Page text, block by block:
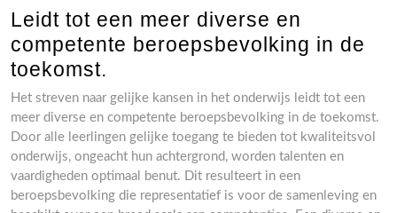
Leidt tot een meer diverse en
competente beroepsbevolking in de
toekomst.
Het streven naar gelijke kansen in het onderwijs leidt tot een
meer diverse en competente beroepsbevolking in de toekomst.
Door alle leerlingen gelijke toegang te bieden tot kwaliteitsvol
onderwijs, ongeacht hun achtergrond, worden talenten en
vaardigheden optimaal benut. Dit resulteert in een
beroepsbevolking die representatief is voor de samenleving en